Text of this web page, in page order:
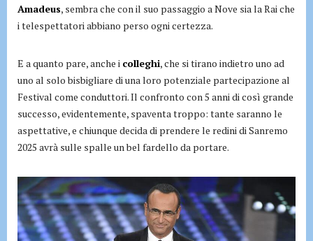
Amadeus, sembra che con il suo passaggio a Nove sia la Rai che
i telespettatori abbiano perso ogni certezza.
E a quanto pare, anche i colleghi, che si tirano indietro uno ad
uno al solo bisbigliare di una loro potenziale partecipazione al
Festival come conduttori. Il confronto con 5 anni di così grande
successo, evidentemente, spaventa troppo: tante saranno le
aspettative, e chiunque decida di prendere le redini di Sanremo
2025 avrà sulle spalle un bel fardello da portare.